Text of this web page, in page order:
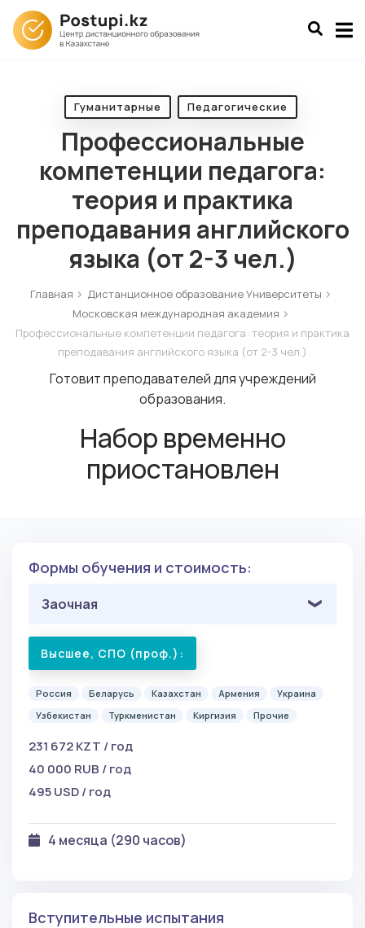
Гуманитарные Педагогические
Профессиональные
компетенции педагога:
теория и практика
преподавания английского
языка (от 2-3 чел.)
Главная
Дистанционное образование Университеты
Московская международная академия
Профессиональные компетенции педагога: теория и практика
преподавания английского языка (от 2-3 чел.)
Готовит преподавателей для учреждений
образования.
Набор временно
приостановлен
Формы обучения и стоимость:
Заочная
Высшее, СПО (проф.):
Россия Беларусь Казахстан Армения
Украина
Узбекистан
Туркменистан Киргизия Прочие
231 672 KZT / год
40 000 RUB / год
495 USD / год
4 месяца (290 часов)
Вступительные испытания